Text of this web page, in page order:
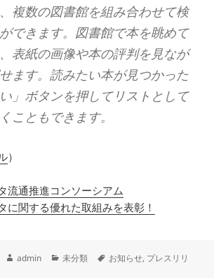
複数の図書館を組み合わせて検
できます。図書館で本を眺めて
表紙の画像や本の評判を見なが
ます。読みたい本が見つかった
」ボタンを押してリストとして
こともできます。
）
流通推進コンソーシアム
に関する優れた取組みを表彰！
作
admin
カ
未分類
タ
お知らせ, プレスリリ